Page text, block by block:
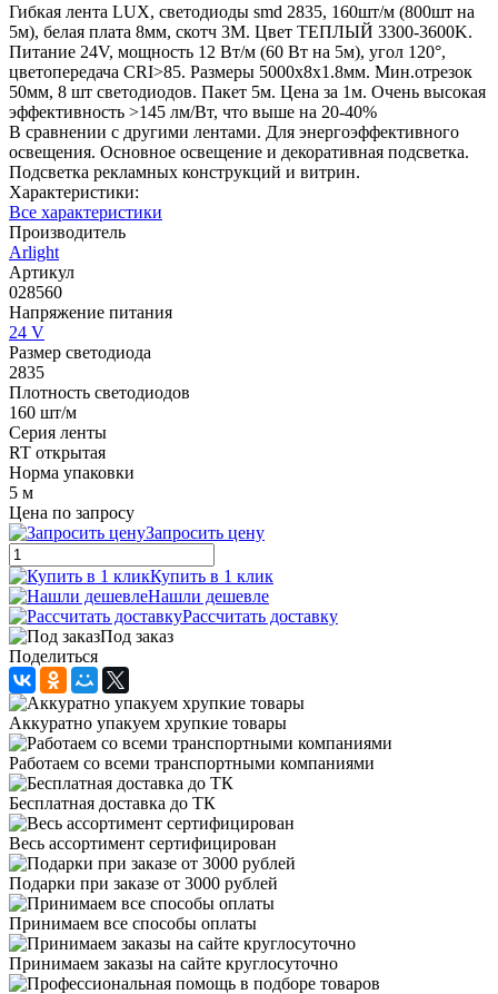
Гибкая лента LUX, светодиоды smd 2835, 160шт/м (800шт на
5м), белая плата 8мм, скотч 3М. Цвет ТЕПЛЫЙ 3300-3600K.
Питание 24V, мощность 12 Вт/м (60 Вт на 5м), угол 120°,
цветопередача CRI>85. Размеры 5000х8x1.8мм. Мин.отрезок
50мм, 8 шт светодиодов. Пакет 5м. Цена за 1м. Очень высокая
эффективность >145 лм/Вт, что выше на 20-40%
В сравнении с другими лентами. Для энергоэффективного
освещения. Основное освещение и декоративная подсветка.
Подсветка рекламных конструкций и витрин.
Характеристики:
Все характеристики
Производитель
Arlight
Артикул
028560
Напряжение питания
24 V
Размер светодиода
2835
Плотность светодиодов
160 шт/м
Серия ленты
RT открытая
Норма упаковки
5 м
Цена по запросу
Запросить цену
Купить в 1 клик
Нашли дешевле
Рассчитать доставку
Под заказ
Поделиться
Аккуратно упакуем хрупкие товары
Работаем со всеми транспортными компаниями
Бесплатная доставка до ТК
Весь ассортимент сертифицирован
Подарки при заказе от 3000 рублей
Принимаем все способы оплаты
Принимаем заказы на сайте круглосуточно